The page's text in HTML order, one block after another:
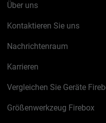
Über uns
Kontaktieren Sie uns
Nachrichtenraum
Karrieren
Vergleichen Sie Geräte
Größenwerkzeug Firebox